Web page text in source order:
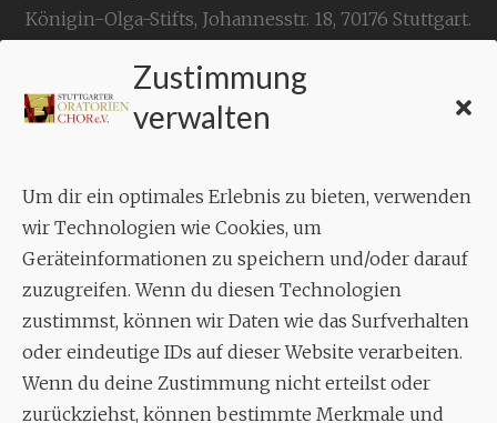
Zustimmung
verwalten
Um dir ein optimales Erlebnis zu bieten, verwenden
wir Technologien wie Cookies, um
Geräteinformationen zu speichern und/oder darauf
zuzugreifen. Wenn du diesen Technologien
zustimmst, können wir Daten wie das Surfverhalten
oder eindeutige IDs auf dieser Website verarbeiten.
Wenn du deine Zustimmung nicht erteilst oder
zurückziehst, können bestimmte Merkmale und
Königin-Olga-Stifts, Johannesstr. 18, 70176 Stuttgart.
KONTAKT
Geschäftsstelle:
Aixheimer Str. 18
70619 Stuttgart
MUSIK
Musikalischer Leiter:
Enrico Trummer
Tel.+49 (0)177 / 34 23 57 1